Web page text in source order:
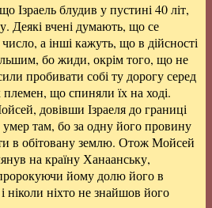
Ізраель блудив у пустині 40 літ,
Деякі вчені думають, що се
а інші кажуть, що в дійсності
бо жиди, окрім того, що не
пробивати собі ту дорогу серед
племен, що спиняли їх на ході.
довівши Ізраеля до границі
там, бо за одну його провину
в обітовану землю. Отож Мойсей
на країну Ханаанську,
йому долю його в
ніколи ніхто не знайшов його